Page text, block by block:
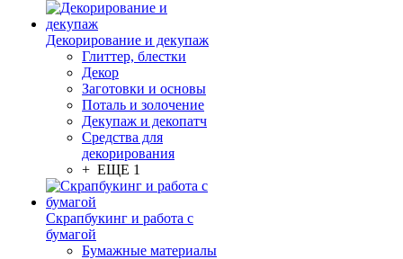
Декорирование и декупаж
Глиттер, блестки
Декор
Заготовки и основы
Поталь и золочение
Декупаж и декопатч
Средства для
декорирования
+ ЕЩЕ 1
Скрапбукинг и работа с
бумагой
Бумажные материалы